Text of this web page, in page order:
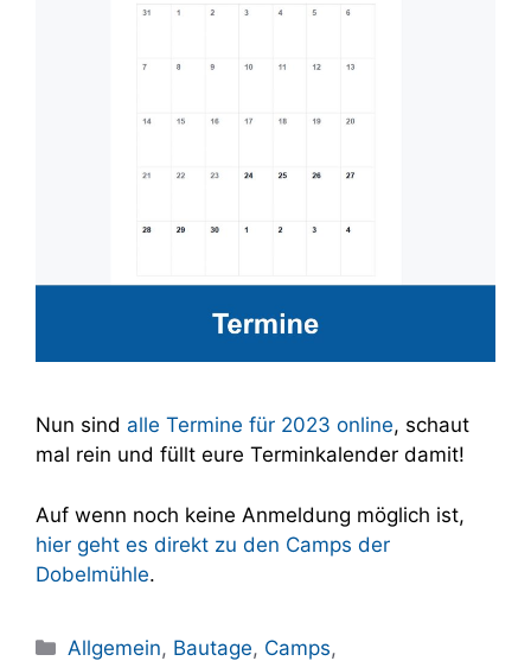
Nun sind alle Termine für 2023 online, schaut
mal rein und füllt eure Terminkalender damit!
Auf wenn noch keine Anmeldung möglich ist,
hier geht es direkt zu den Camps der
Dobelmühle.
Kategorien
Allgemein, Bautage, Camps,